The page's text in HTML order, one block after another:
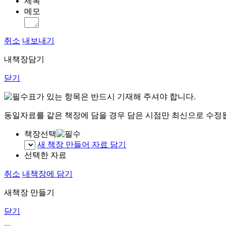
메모
취소 내보내기
내책장담기
닫기
표가 있는 항목은 반드시 기재해 주셔야 합니다.
동일자료를 같은 책장에 담을 경우 담은 시점만 최신으로 수정
책장선택
새 책장 만들어 자료 담기
선택한 자료
취소 내책장에 담기
새책장 만들기
닫기